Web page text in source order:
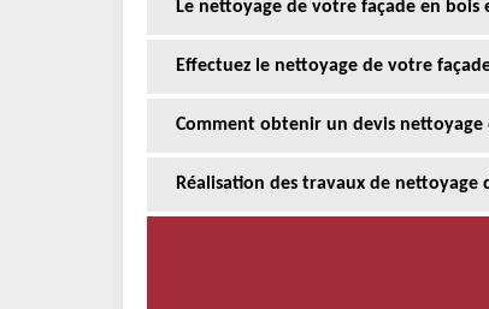
Le nettoyage de votre façade en bois
Effectuez le nettoyage de votre
Comment obtenir un devis nettoyage
Réalisation des travaux de nettoyage